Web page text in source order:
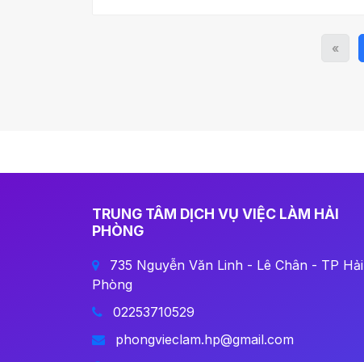
«
TRUNG TÂM DỊCH VỤ VIỆC LÀM HẢI
PHÒNG
735 Nguyễn Văn Linh - Lê Chân - TP Hải
Phòng
02253710529
phongvieclam.hp@gmail.com